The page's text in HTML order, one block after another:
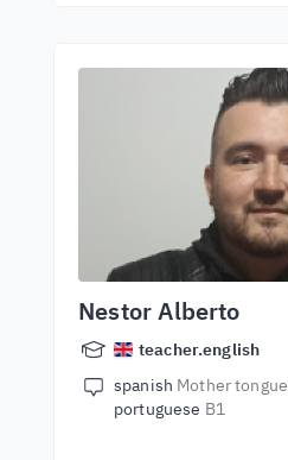
Nestor Alberto
teacher.english
spanish Mother tongue
portuguese B1